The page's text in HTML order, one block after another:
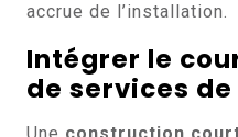
accrue de l’installation.
Intégrer le
de services de